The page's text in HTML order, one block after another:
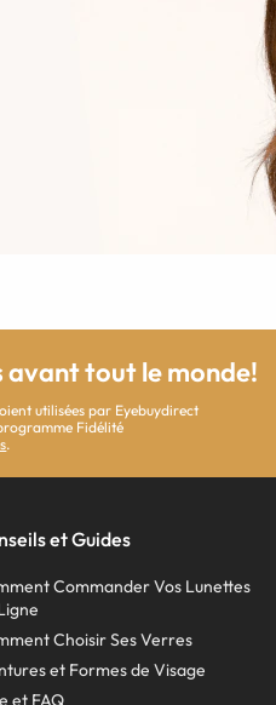
avant tout le monde!
utilisées par Eyebuydirect
Fidélité
.
et Guides
Commander Vos Lunettes
Choisir Ses Verres
et Formes de Visage
et FAQ